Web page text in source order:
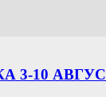
3-10